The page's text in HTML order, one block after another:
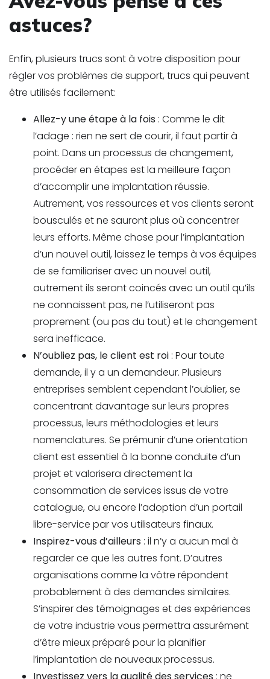
astuces?
Enfin, plusieurs trucs sont à votre disposition pour
régler vos problèmes de support, trucs qui peuvent
être utilisés facilement:
Allez-y une étape à la fois : Comme le dit
l’adage : rien ne sert de courir, il faut partir à
point. Dans un processus de changement,
procéder en étapes est la meilleure façon
d’accomplir une implantation réussie.
Autrement, vos ressources et vos clients seront
bousculés et ne sauront plus où concentrer
leurs efforts. Même chose pour l’implantation
d’un nouvel outil, laissez le temps à vos équipes
de se familiariser avec un nouvel outil,
autrement ils seront coincés avec un outil qu’ils
ne connaissent pas, ne l’utiliseront pas
proprement (ou pas du tout) et le changement
sera inefficace.
N’oubliez pas, le client est roi : Pour toute
demande, il y a un demandeur. Plusieurs
entreprises semblent cependant l’oublier, se
concentrant davantage sur leurs propres
processus, leurs méthodologies et leurs
nomenclatures. Se prémunir d’une orientation
client est essentiel à la bonne conduite d’un
projet et valorisera directement la
consommation de services issus de votre
catalogue, ou encore l’adoption d’un portail
libre-service par vos utilisateurs finaux.
Inspirez-vous d’ailleurs : il n’y a aucun mal à
regarder ce que les autres font. D’autres
organisations comme la vôtre répondent
probablement à des demandes similaires.
S’inspirer des témoignages et des expériences
de votre industrie vous permettra assurément
d’être mieux préparé pour la planifier
l’implantation de nouveaux processus.
Investissez vers la qualité des services : ne